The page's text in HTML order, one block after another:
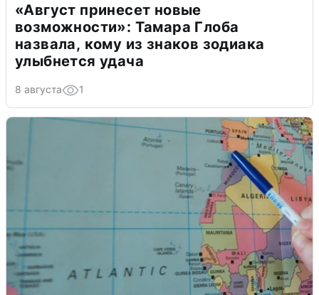
«Август принесет новые
возможности»: Тамара Глоба
назвала, кому из знаков зодиака
улыбнется удача
8 августа 1